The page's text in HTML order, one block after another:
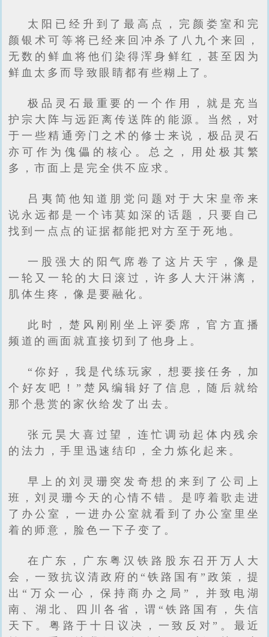
太阳已经升到了最高点，完颜娄室和完
颜银术可等将已经来回冲杀了八九个来回，
无数的鲜血将他们染得浑身鲜红，甚至因为
鲜血太多而导致眼睛都有些糊上了。
极品灵石最重要的一个作用，就是充当
护宗大阵与远距离传送阵的能源。当然，对
于一些精通旁门之术的修士来说，极品灵石
亦可作为傀儡的核心。总之，用处极其繁
多，市面上是完全供不应求。
吕夷简他知道朋党问题对于大宋皇帝来
说永远都是一个讳莫如深的话题，只要自己
找到一点点的证据都能把对方至于死地。
一股强大的阳气席卷了这片天宇，像是
一轮又一轮的大日滚过，许多人大汗淋漓，
肌体生疼，像是要融化。
此时，楚风刚刚坐上评委席，官方直播
频道的画面就直接切到了他身上。
“你好，我是代练玩家，想要接任务，加
个好友吧！”楚风编辑好了信息，随后就给
那个悬赏的家伙给发了出去。
张元昊大喜过望，连忙调动起体内残余
的法力，手里迅速结印，全力炼化起来。
早上的刘灵珊突发奇想的来到了公司上
班，刘灵珊今天的心情不错。是哼着歌走进
了办公室，一进办公室就看到了办公室里坐
着的师意，脸色一下子变了。
在广东，广东粤汉铁路股东召开万人大
会，一致抗议清政府的“铁路国有”政策，提
出“万众一心，保持商办之局”，并致电湖
南、湖北、四川各省，谓“铁路国有，失信
天下。粤路于十日议决，一致反对”。最近